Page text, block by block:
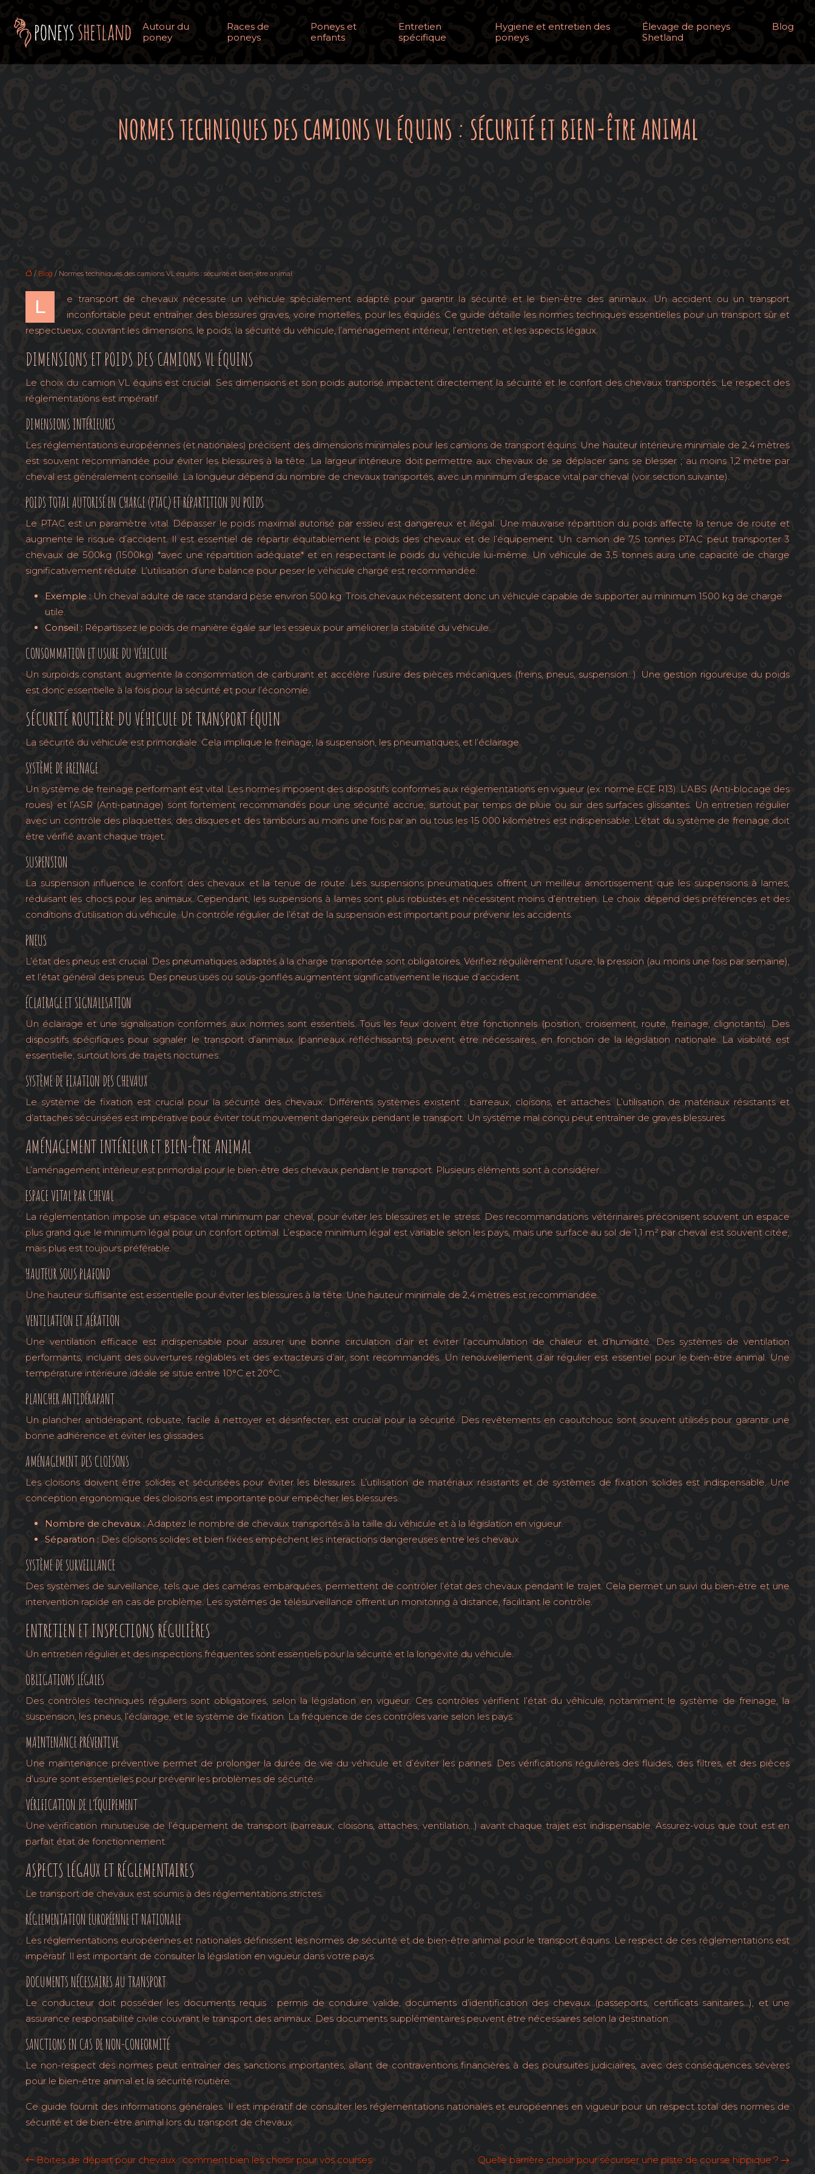
Autour du
poney
Races de
poneys
Poneys et
enfants
Entretien
spécifique
Hygiene et entretien des
poneys
Élevage de poneys
Shetland
Blog
NORMES TECHNIQUES DES CAMIONS VL ÉQUINS : SÉCURITÉ ET BIEN-ÊTRE ANIMAL
/ Blog / Normes techniques des camions VL équins : sécurité et bien-être animal
L
e transport de chevaux nécessite un véhicule spécialement adapté pour garantir la sécurité et le bien-être des animaux. Un accident ou un transport
inconfortable peut entraîner des blessures graves, voire mortelles, pour les équidés. Ce guide détaille les normes techniques essentielles pour un transport sûr et
respectueux, couvrant les dimensions, le poids, la sécurité du véhicule, l’aménagement intérieur, l’entretien, et les aspects légaux.
DIMENSIONS ET POIDS DES CAMIONS VL ÉQUINS
Le choix du camion VL équins est crucial. Ses dimensions et son poids autorisé impactent directement la sécurité et le confort des chevaux transportés. Le respect des
réglementations est impératif.
DIMENSIONS INTÉRIEURES
Les réglementations européennes (et nationales) précisent des dimensions minimales pour les camions de transport équins. Une hauteur intérieure minimale de 2,4 mètres
est souvent recommandée pour éviter les blessures à la tête. La largeur intérieure doit permettre aux chevaux de se déplacer sans se blesser ; au moins 1,2 mètre par
cheval est généralement conseillé. La longueur dépend du nombre de chevaux transportés, avec un minimum d’espace vital par cheval (voir section suivante).
POIDS TOTAL AUTORISÉ EN CHARGE (PTAC) ET RÉPARTITION DU POIDS
Le PTAC est un paramètre vital. Dépasser le poids maximal autorisé par essieu est dangereux et illégal. Une mauvaise répartition du poids affecte la tenue de route et
augmente le risque d’accident. Il est essentiel de répartir équitablement le poids des chevaux et de l’équipement. Un camion de 7,5 tonnes PTAC peut transporter 3
chevaux de 500kg (1500kg) *avec une répartition adéquate* et en respectant le poids du véhicule lui-même. Un véhicule de 3,5 tonnes aura une capacité de charge
significativement réduite. L’utilisation d’une balance pour peser le véhicule chargé est recommandée.
Exemple : Un cheval adulte de race standard pèse environ 500 kg. Trois chevaux nécessitent donc un véhicule capable de supporter au minimum 1500 kg de charge
utile.
Conseil : Répartissez le poids de manière égale sur les essieux pour améliorer la stabilité du véhicule.
CONSOMMATION ET USURE DU VÉHICULE
Un surpoids constant augmente la consommation de carburant et accélère l’usure des pièces mécaniques (freins, pneus, suspension…). Une gestion rigoureuse du poids
est donc essentielle à la fois pour la sécurité et pour l’économie.
SÉCURITÉ ROUTIÈRE DU VÉHICULE DE TRANSPORT ÉQUIN
La sécurité du véhicule est primordiale. Cela implique le freinage, la suspension, les pneumatiques, et l’éclairage.
SYSTÈME DE FREINAGE
Un système de freinage performant est vital. Les normes imposent des dispositifs conformes aux réglementations en vigueur (ex: norme ECE R13). L’ABS (Anti-blocage des
roues) et l’ASR (Anti-patinage) sont fortement recommandés pour une sécurité accrue, surtout par temps de pluie ou sur des surfaces glissantes. Un entretien régulier
avec un contrôle des plaquettes, des disques et des tambours au moins une fois par an ou tous les 15 000 kilomètres est indispensable. L’état du système de freinage doit
être vérifié avant chaque trajet.
SUSPENSION
La suspension influence le confort des chevaux et la tenue de route. Les suspensions pneumatiques offrent un meilleur amortissement que les suspensions à lames,
réduisant les chocs pour les animaux. Cependant, les suspensions à lames sont plus robustes et nécessitent moins d’entretien. Le choix dépend des préférences et des
conditions d’utilisation du véhicule. Un contrôle régulier de l’état de la suspension est important pour prévenir les accidents.
PNEUS
L’état des pneus est crucial. Des pneumatiques adaptés à la charge transportée sont obligatoires. Vérifiez régulièrement l’usure, la pression (au moins une fois par semaine),
et l’état général des pneus. Des pneus usés ou sous-gonflés augmentent significativement le risque d’accident.
ÉCLAIRAGE ET SIGNALISATION
Un éclairage et une signalisation conformes aux normes sont essentiels. Tous les feux doivent être fonctionnels (position, croisement, route, freinage, clignotants). Des
dispositifs spécifiques pour signaler le transport d’animaux (panneaux réfléchissants) peuvent être nécessaires, en fonction de la législation nationale. La visibilité est
essentielle, surtout lors de trajets nocturnes.
SYSTÈME DE FIXATION DES CHEVAUX
Le système de fixation est crucial pour la sécurité des chevaux. Différents systèmes existent : barreaux, cloisons, et attaches. L’utilisation de matériaux résistants et
d’attaches sécurisées est impérative pour éviter tout mouvement dangereux pendant le transport. Un système mal conçu peut entraîner de graves blessures.
AMÉNAGEMENT INTÉRIEUR ET BIEN-ÊTRE ANIMAL
L’aménagement intérieur est primordial pour le bien-être des chevaux pendant le transport. Plusieurs éléments sont à considérer.
ESPACE VITAL PAR CHEVAL
La réglementation impose un espace vital minimum par cheval, pour éviter les blessures et le stress. Des recommandations vétérinaires préconisent souvent un espace
plus grand que le minimum légal pour un confort optimal. L’espace minimum légal est variable selon les pays, mais une surface au sol de 1,1 m² par cheval est souvent citée,
mais plus est toujours préférable.
HAUTEUR SOUS PLAFOND
Une hauteur suffisante est essentielle pour éviter les blessures à la tête. Une hauteur minimale de 2,4 mètres est recommandée.
VENTILATION ET AÉRATION
Une ventilation efficace est indispensable pour assurer une bonne circulation d’air et éviter l’accumulation de chaleur et d’humidité. Des systèmes de ventilation
performants, incluant des ouvertures réglables et des extracteurs d’air, sont recommandés. Un renouvellement d’air régulier est essentiel pour le bien-être animal. Une
température intérieure idéale se situe entre 10°C et 20°C.
PLANCHER ANTIDÉRAPANT
Un plancher antidérapant, robuste, facile à nettoyer et désinfecter, est crucial pour la sécurité. Des revêtements en caoutchouc sont souvent utilisés pour garantir une
bonne adhérence et éviter les glissades.
AMÉNAGEMENT DES CLOISONS
Les cloisons doivent être solides et sécurisées pour éviter les blessures. L’utilisation de matériaux résistants et de systèmes de fixation solides est indispensable. Une
conception ergonomique des cloisons est importante pour empêcher les blessures.
Nombre de chevaux : Adaptez le nombre de chevaux transportés à la taille du véhicule et à la législation en vigueur.
Séparation : Des cloisons solides et bien fixées empêchent les interactions dangereuses entre les chevaux.
SYSTÈME DE SURVEILLANCE
Des systèmes de surveillance, tels que des caméras embarquées, permettent de contrôler l’état des chevaux pendant le trajet. Cela permet un suivi du bien-être et une
intervention rapide en cas de problème. Les systèmes de télésurveillance offrent un monitoring à distance, facilitant le contrôle.
ENTRETIEN ET INSPECTIONS RÉGULIÈRES
Un entretien régulier et des inspections fréquentes sont essentiels pour la sécurité et la longévité du véhicule.
OBLIGATIONS LÉGALES
Des contrôles techniques réguliers sont obligatoires, selon la législation en vigueur. Ces contrôles vérifient l’état du véhicule, notamment le système de freinage, la
suspension, les pneus, l’éclairage, et le système de fixation. La fréquence de ces contrôles varie selon les pays.
MAINTENANCE PRÉVENTIVE
Une maintenance préventive permet de prolonger la durée de vie du véhicule et d’éviter les pannes. Des vérifications régulières des fluides, des filtres, et des pièces
d’usure sont essentielles pour prévenir les problèmes de sécurité.
VÉRIFICATION DE L’ÉQUIPEMENT
Une vérification minutieuse de l’équipement de transport (barreaux, cloisons, attaches, ventilation…) avant chaque trajet est indispensable. Assurez-vous que tout est en
parfait état de fonctionnement.
ASPECTS LÉGAUX ET RÉGLEMENTAIRES
Le transport de chevaux est soumis à des réglementations strictes.
RÉGLEMENTATION EUROPÉENNE ET NATIONALE
Les réglementations européennes et nationales définissent les normes de sécurité et de bien-être animal pour le transport équins. Le respect de ces réglementations est
impératif. Il est important de consulter la législation en vigueur dans votre pays.
DOCUMENTS NÉCESSAIRES AU TRANSPORT
Le conducteur doit posséder les documents requis : permis de conduire valide, documents d’identification des chevaux (passeports, certificats sanitaires…), et une
assurance responsabilité civile couvrant le transport des animaux. Des documents supplémentaires peuvent être nécessaires selon la destination.
SANCTIONS EN CAS DE NON-CONFORMITÉ
Le non-respect des normes peut entraîner des sanctions importantes, allant de contraventions financières à des poursuites judiciaires, avec des conséquences sévères
pour le bien-être animal et la sécurité routière.
Ce guide fournit des informations générales. Il est impératif de consulter les réglementations nationales et européennes en vigueur pour un respect total des normes de
sécurité et de bien-être animal lors du transport de chevaux.
Boites de départ pour chevaux : comment bien les choisir pour vos courses Quelle barrière choisir pour sécuriser une piste de course hippique ?